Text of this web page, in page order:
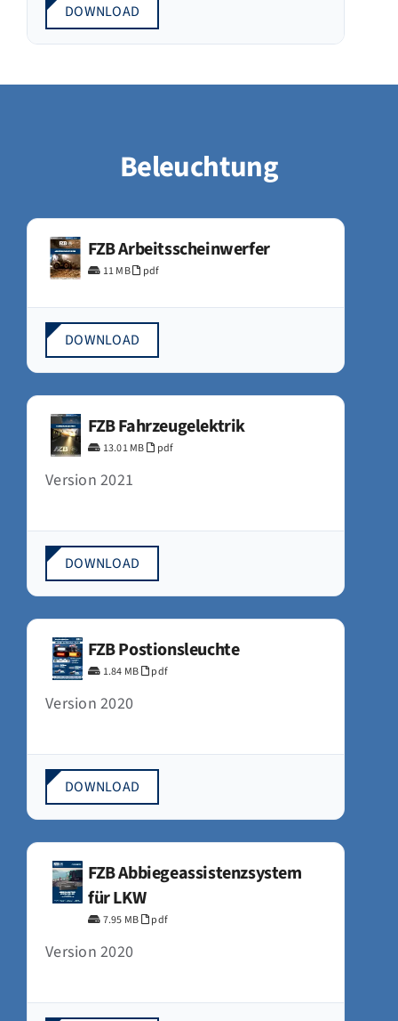
DOWNLOAD
Beleuchtung
FZB Arbeitsscheinwerfer
11 MB pdf
DOWNLOAD
FZB Fahrzeugelektrik
13.01 MB pdf
Version 2021
DOWNLOAD
FZB Postionsleuchte
1.84 MB pdf
Version 2020
DOWNLOAD
FZB Abbiegeassistenzsystem
für LKW
7.95 MB pdf
Version 2020